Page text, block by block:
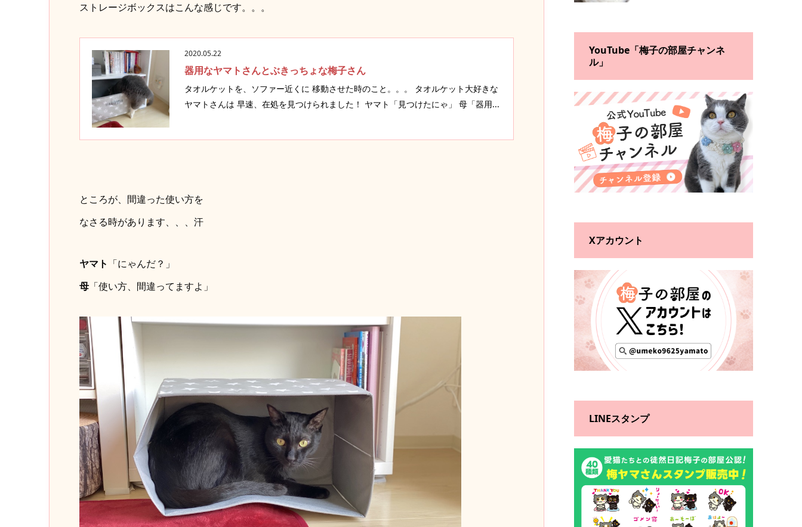
ストレージボックスはこんな感じです。。。
2020.05.22
器用なヤマトさんとぶきっちょな梅子さん
タオルケットを、ソファー近くに 移動させた時のこと。。。 タオルケット大好きな
ヤマトさんは 早速、在処を見つけられました！ ヤマト「見つけたにゃ」 母「器用...
ところが、間違った使い方を
なさる時があります、、、汗
ヤマト 「にゃんだ？」
母「使い方、間違ってますよ」
YouTube「梅子の部屋チャンネ
ル」
Xアカウント
LINEスタンプ